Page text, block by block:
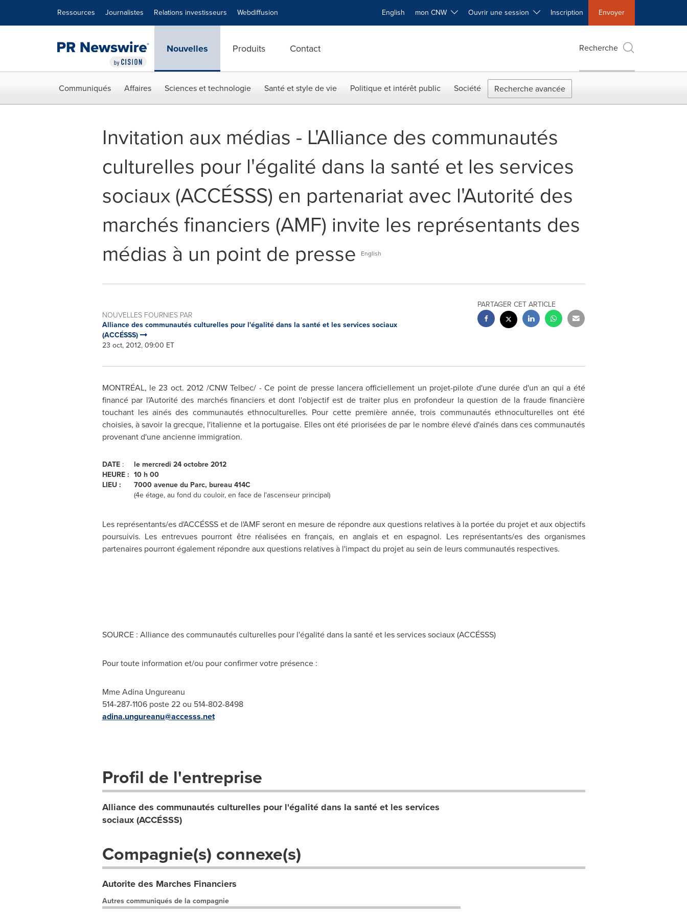
Ressources Journalistes Relations investisseurs Webdiffusion English mon CNW Ouvrir une session Inscription Envoyer
Nouvelles Produits Contact Recherche
Communiqués Affaires Sciences et technologie Santé et style de vie Politique et intérêt public Société Recherche avancée
Invitation aux médias - L'Alliance des communautés
culturelles pour l'égalité dans la santé et les services
sociaux (ACCÉSSS) en partenariat avec l'Autorité des
marchés financiers (AMF) invite les représentants des
médias à un point de presse
English
NOUVELLES FOURNIES PAR
Alliance des communautés culturelles pour l'égalité dans la santé et les services sociaux
(ACCÉSSS)
23 oct, 2012, 09:00 ET
PARTAGER CET ARTICLE
MONTRÉAL, le23 oct. 2012 /CNW Telbec/ - Ce point de presse lancera officiellement un projet-pilote d'une durée d'un an qui a été
financé par l'Autorité des marchés financiers et dont l'objectif est de traiter plus en profondeur la question de la fraude financière
touchant les ainés des communautés ethnoculturelles. Pour cette première année, trois communautés ethnoculturelles ont été
choisies, à savoir la grecque, l'italienne et la portugaise. Elles ont été priorisées de par le nombre élevé d'ainés dans ces communautés
provenant d'une ancienne immigration.
DATE : le mercredi 24 octobre 2012
HEURE : 10 h 00
LIEU : 7000 avenue du Parc, bureau 414C
(4e étage, au fond du couloir, en face de l'ascenseur principal)
Les représentants/es d'ACCÉSSS et de l'AMF seront en mesure de répondre aux questions relatives à la portée du projet et aux objectifs
poursuivis. Les entrevues pourront être réalisées en français, en anglais et en espagnol. Les représentants/es des organismes
partenaires pourront également répondre aux questions relatives à l'impact du projet au sein de leurs communautés respectives.
SOURCE : Alliance des communautés culturelles pour l'égalité dans la santé et les services sociaux (ACCÉSSS)
Pour toute information et/ou pour confirmer votre présence :
Mme Adina Ungureanu
514-287-1106 poste 22 ou 514-802-8498
adina.ungureanu@accesss.net
Profil de l'entreprise
Alliance des communautés culturelles pour l'égalité dans la santé et les services
sociaux (ACCÉSSS)
Compagnie(s) connexe(s)
Autorite des Marches Financiers
Autres communiqués de la compagnie